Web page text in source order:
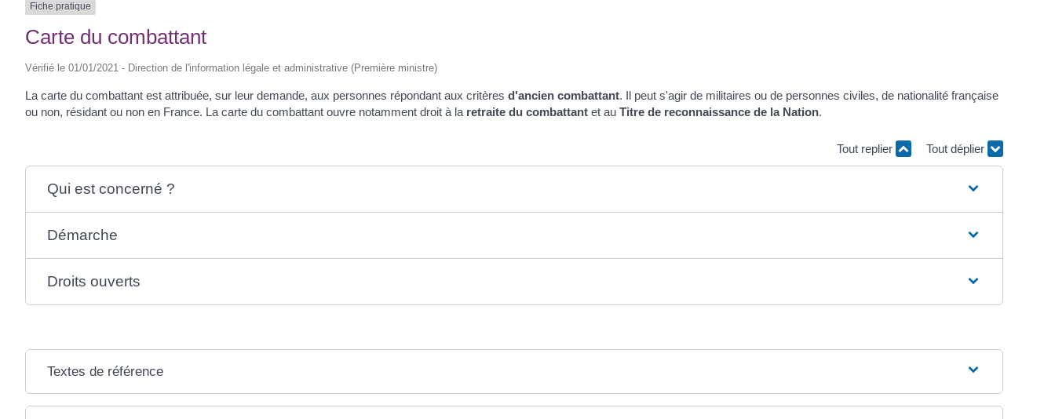
Fiche pratique
Carte du combattant
Vérifié le 01/01/2021 - Direction de l'information légale et administrative (Première ministre)
La carte du combattant est attribuée, sur leur demande, aux personnes répondant aux critères d'ancien combattant. Il peut s'agir de militaires ou de personnes civiles, de nationalité française
ou non, résidant ou non en France. La carte du combattant ouvre notamment droit à la retraite du combattant et au Titre de reconnaissance de la Nation.
Tout replier Tout déplier
Qui est concerné ?
Démarche
Droits ouverts
Textes de référence